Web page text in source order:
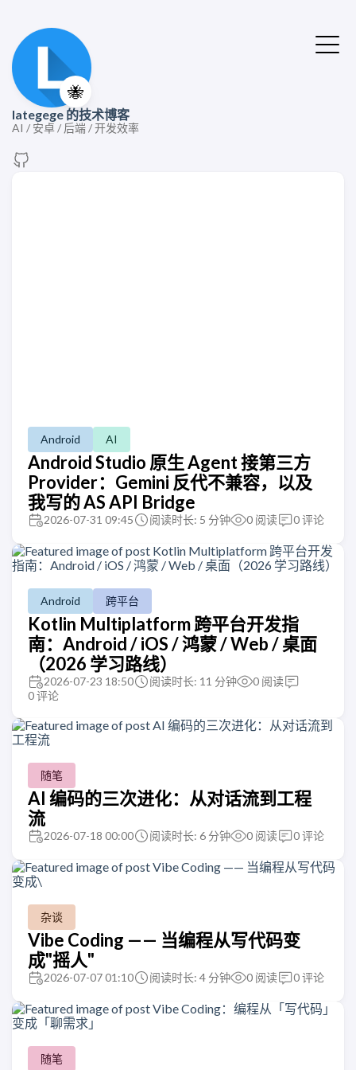
🐝
lategege 的技术博客
AI / 安卓 / 后端 / 开发效率
Android AI
Android Studio 原生 Agent 接第三方
Provider：Gemini 反代不兼容，以及
我写的 AS API Bridge
2026-07-31 09:45 阅读时长: 5 分钟 0 阅读 0评论
Android 跨平台
Kotlin Multiplatform 跨平台开发指
南：Android / iOS / 鸿蒙 / Web / 桌面
（2026 学习路线）
2026-07-23 18:50 阅读时长: 11 分钟 0 阅读
0评论
随笔
AI 编码的三次进化：从对话流到工程
流
2026-07-18 00:00 阅读时长: 6 分钟 0 阅读 0评论
杂谈
Vibe Coding —— 当编程从写代码变
成"摇人"
2026-07-07 01:10 阅读时长: 4 分钟 0 阅读 0评论
随笔